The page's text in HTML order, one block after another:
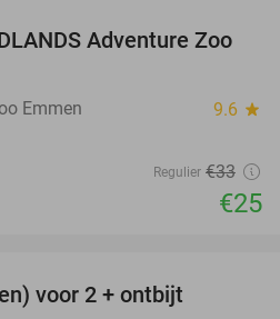
24%
Adventure Zoo
Emmen 9.6 star
Regulier €33
€25
voor 2 + ontbijt